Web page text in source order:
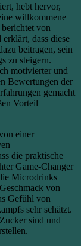
hebt hervor,
willkommene
von
dass diese
beitragen, sein
zu steigern.
motivierter und
Bewertungen der
gemacht
Vorteil
einer
die praktische
Game-Changer
Microdrinks
von
Gefühl von
sehr schätzt.
sind und